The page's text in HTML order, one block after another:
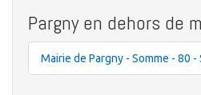
Pargny en dehors de
Mairie de Pargny - Somme - 80